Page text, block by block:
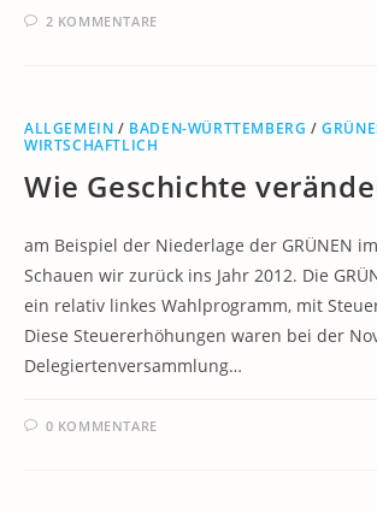
2 KOMMENTARE
ALLGEMEIN / BADEN-WÜRTTEMBERG /
WIRTSCHAFTLICH
Wie Geschichte
am Beispiel der Niederlage der GRÜNEN
Schauen wir zurück ins Jahr 2012. Die
ein relativ linkes Wahlprogramm, mit
Diese Steuererhöhungen waren bei der
Delegiertenversammlung…
0 KOMMENTARE